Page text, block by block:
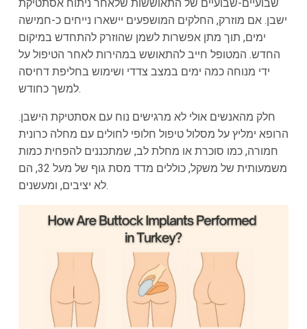
שבועיים-שבועיים של התאוששות שלאחר ניתוח אסתטיקת
ישבן. אם מוזרק, החלקים המושפעים יישארו נייחים כ-חמישה
ימים, תוך מתן אפשרות לשמן שהוזרק להתחדש במיקום
החדש. המטופל חייב להתאושש במהירות לאחר הטיפול על
ידי מנוחה כמה ימים במצב צדדי ושימוש בחליפת דחיסה
למשך כחודש.
חלק מהאנשים אולי לא מרגישים נוח עם אסתטיקת הישבן.
הרופא ימליץ על מסלול טיפול חלופי לחולים עם מחלה כרונית
חמורה, כמו סוכרת או מחלת לב, שמתכננים להפחית כמות
משמעותית של משקל, כוללים מדד מסת גוף של מעל 32, הם
לא יציבים, ומעשנים.